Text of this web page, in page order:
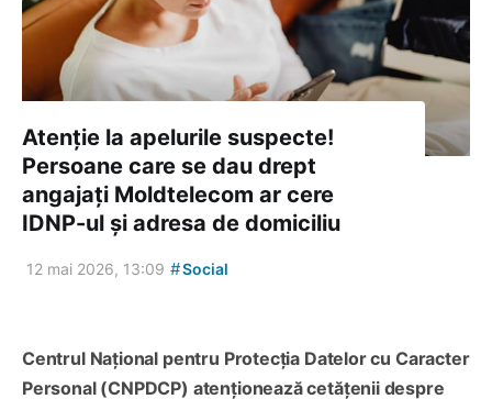
Atenție la apelurile suspecte!
Persoane care se dau drept
angajați Moldtelecom ar cere
IDNP-ul și adresa de domiciliu
12 mai 2026, 13:09 #Social
Centrul Național pentru Protecția Datelor cu Caracter
Personal (CNPDCP) atenționează cetățenii despre